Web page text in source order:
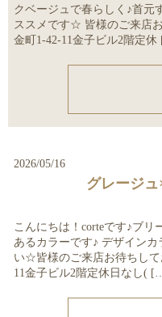
クベージュで春らしく♪首元
ススメです☆ 皆様のご来店
金町1-42-11金子ビル2階定
2026/05/16
グレージ
こんにちは！corteです♪ブリ
あるカラーです♪ デザイン
い☆皆様のご来店お待ちし
11金子ビル2階定休日なし(